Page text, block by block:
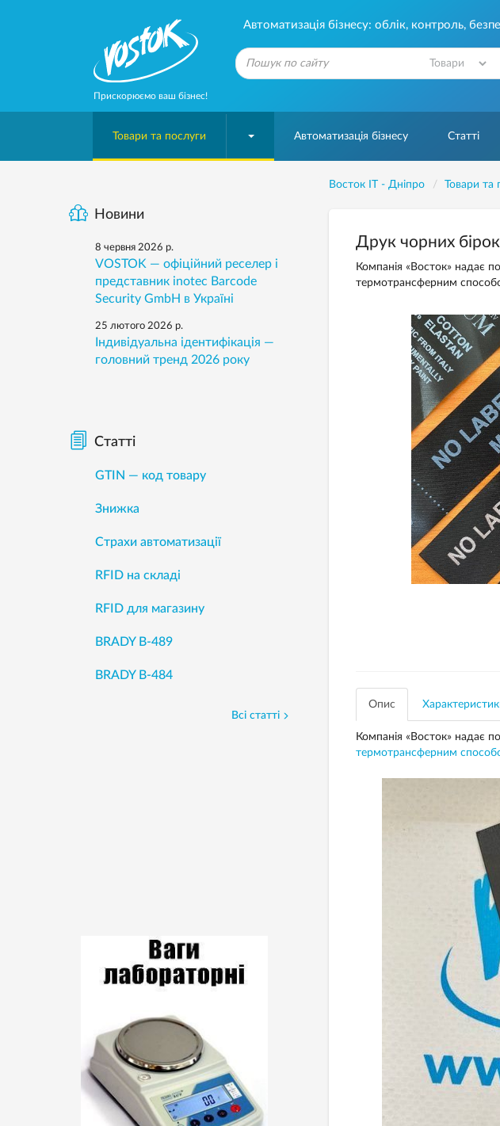
Прискорюємо ваш бізнес!
Автоматизація бізнесу: облік, контроль,
Товари та послуги Автоматизація бізнесу Статті
Восток IT - Дніпро Товари та
Друк чорних
Компанія «Восток» надає
термотрансферним
Опис
Компанія «Восток» надає
термотрансферним
Новини
8 червня 2026 р.
VOSTOK — офіційний реселер і
представник inotec Barcode
Security GmbH в Україні
25 лютого 2026 р.
Індивідуальна ідентифікація —
головний тренд 2026 року
Статті
GTIN — код товару
Знижка
Страхи автоматизації
RFID на складі
RFID для магазину
BRADY B-489
BRADY B-484
Всі статті